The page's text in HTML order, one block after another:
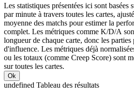
Les statistiques présentées ici sont basées
par minute à travers toutes les cartes,
moyenne des matchs pour estimer la
complet. Les métriques comme K/D/A
longueur de chaque carte, donc les
d'influence. Les métriques déjà
ou les totaux (comme Creep Score) sont
sur toutes les cartes.
Ok
undefined Tableau des résultats